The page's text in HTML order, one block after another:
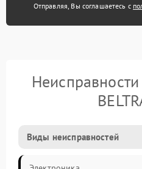
Отправляя, Вы соглашаетесь с
Виды неисправностей